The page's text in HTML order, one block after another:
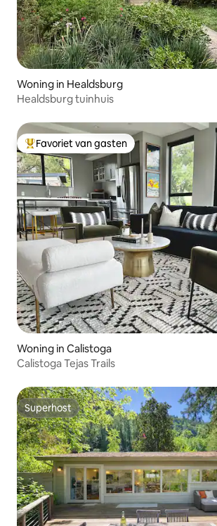
Woning in Healdsburg
Healdsburg tuinhuis
Topfavoriet van gasten
Favoriet van gasten
Woning in Calistoga
Calistoga Tejas Trails
Superhost
Superhost